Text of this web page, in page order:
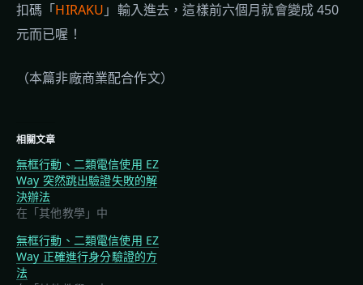
扣碼「HIRAKU 」輸入進去，這樣前六個月就會變成 450
元而已喔！
（本篇非廠商業配合作文）
相關文章
無框行動、二類電信使用 EZ
Way 突然跳出驗證失敗的解
決辦法
在「其他教學」中
無框行動、二類電信使用 EZ
Way 正確進行身分驗證的方
法